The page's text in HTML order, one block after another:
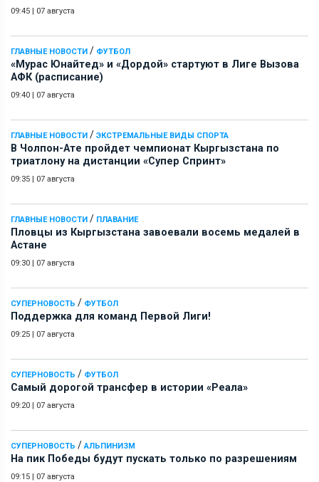
09:45 | 07 августа
ГЛАВНЫЕ НОВОСТИ / ФУТБОЛ
«Мурас Юнайтед» и «Дордой» стартуют в Лиге Вызова
АФК (расписание)
09:40 | 07 августа
ГЛАВНЫЕ НОВОСТИ / ЭКСТРЕМАЛЬНЫЕ ВИДЫ СПОРТА
В Чолпон-Ате пройдет чемпионат Кыргызстана по
триатлону на дистанции «Супер Спринт»
09:35 | 07 августа
ГЛАВНЫЕ НОВОСТИ / ПЛАВАНИЕ
Пловцы из Кыргызстана завоевали восемь медалей в
Астане
09:30 | 07 августа
СУПЕРНОВОСТЬ / ФУТБОЛ
Поддержка для команд Первой Лиги!
09:25 | 07 августа
СУПЕРНОВОСТЬ / ФУТБОЛ
Самый дорогой трансфер в истории «Реала»
09:20 | 07 августа
СУПЕРНОВОСТЬ / АЛЬПИНИЗМ
На пик Победы будут пускать только по разрешениям
09:15 | 07 августа